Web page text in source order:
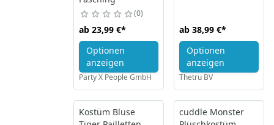
0
ab 23,99 €*
Optionen
anzeigen
Party X People GmbH
ab 38,99 €*
Optionen
anzeigen
Thetru BV
Kostüm Bluse
cuddle Monster